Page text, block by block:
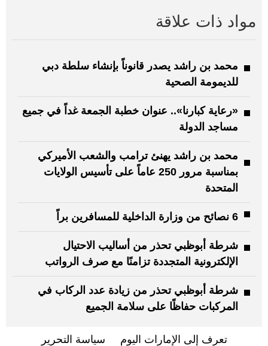
مواد ذات علاقة
محمد بن راشد يصدر قانوناً بإنشاء سلطة دبي
للديمومة الصحية
«رعاية كبارنا».. عنوان خطبة الجمعة غداً في جميع
مساجد الدولة
محمد بن راشد يهنئ ترامب والشعب الأميركي
بمناسبة مرور 250 عاماً على تأسيس الولايات
المتحدة
6 نصائح من وزارة الداخلية للمسافرين براً
شرطة أبوظبي تحذر من أساليب الاحتيال
الإلكترونية المتجددة تزامنًا مع صرف الرواتب
شرطة أبوظبي تحذر من زيادة عدد الركاب في
المركبات حفاظًا على سلامة الجميع
تعرف إلى الإمارات اليوم سياسة التحرير